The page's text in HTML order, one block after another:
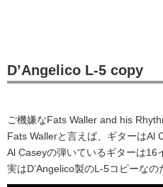
D’Angelico L-5 copy
ご機嫌なFats Waller and his
Fats Wallerと言えば、ギターはAl
Al Caseyの弾いているギターは16
実はD’Angelico製のL-5コピーなの